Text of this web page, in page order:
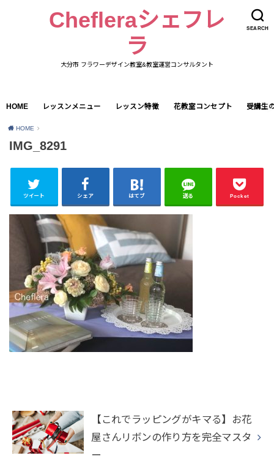
SEARCH
Chefleraシェフレ
ラ
大分市 フラワーデザイン教室&教室運営コンサルタント
HOME レッスンメニュー レッスン特徴 花教室コンセプト 受講生
HOME
IMG_8291
ツイート シェア はてブ 送る Pocket
【これでラッピングがキマる】お花
屋さんリボンの作り方を完全マスタ
ー